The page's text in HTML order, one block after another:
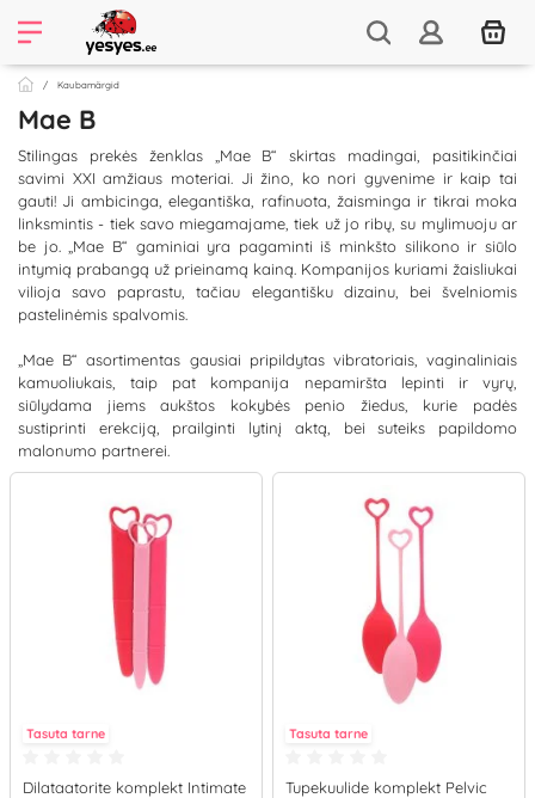
Kaubamärgid
Mae B
Stilingas prekės ženklas „Mae B“ skirtas madingai, pasitikinčiai
savimi XXI amžiaus moteriai. Ji žino, ko nori gyvenime ir kaip tai
gauti! Ji ambicinga, elegantiška, rafinuota, žaisminga ir tikrai moka
linksmintis - tiek savo miegamajame, tiek už jo ribų, su mylimuoju ar
be jo. „Mae B“ gaminiai yra pagaminti iš minkšto silikono ir siūlo
intymią prabangą už prieinamą kainą. Kompanijos kuriami žaisliukai
vilioja savo paprastu, tačiau elegantišku dizainu, bei švelniomis
pastelinėmis spalvomis.
„Mae B“ asortimentas gausiai pripildytas vibratoriais, vaginaliniais
kamuoliukais, taip pat kompanija nepamiršta lepinti ir vyrų,
siūlydama jiems aukštos kokybės penio žiedus, kurie padės
sustiprinti erekciją, prailginti lytinį aktą, bei suteiks papildomo
malonumo partnerei.
Tasuta tarne
Dilataatorite komplekt Intimate
Tasuta tarne
Tupekuulide komplekt Pelvic